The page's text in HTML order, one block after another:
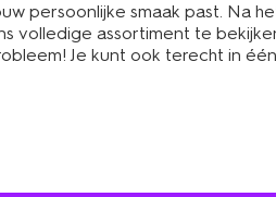
persoonlijke smaak past. Na
volledige assortiment te
Je kunt ook terecht in